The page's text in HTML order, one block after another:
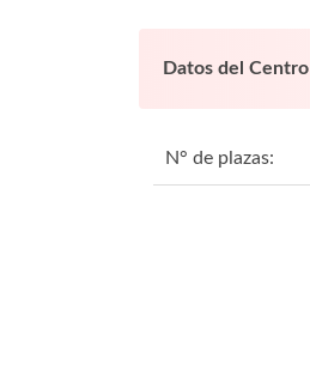
Datos del Centro
N° de plazas: